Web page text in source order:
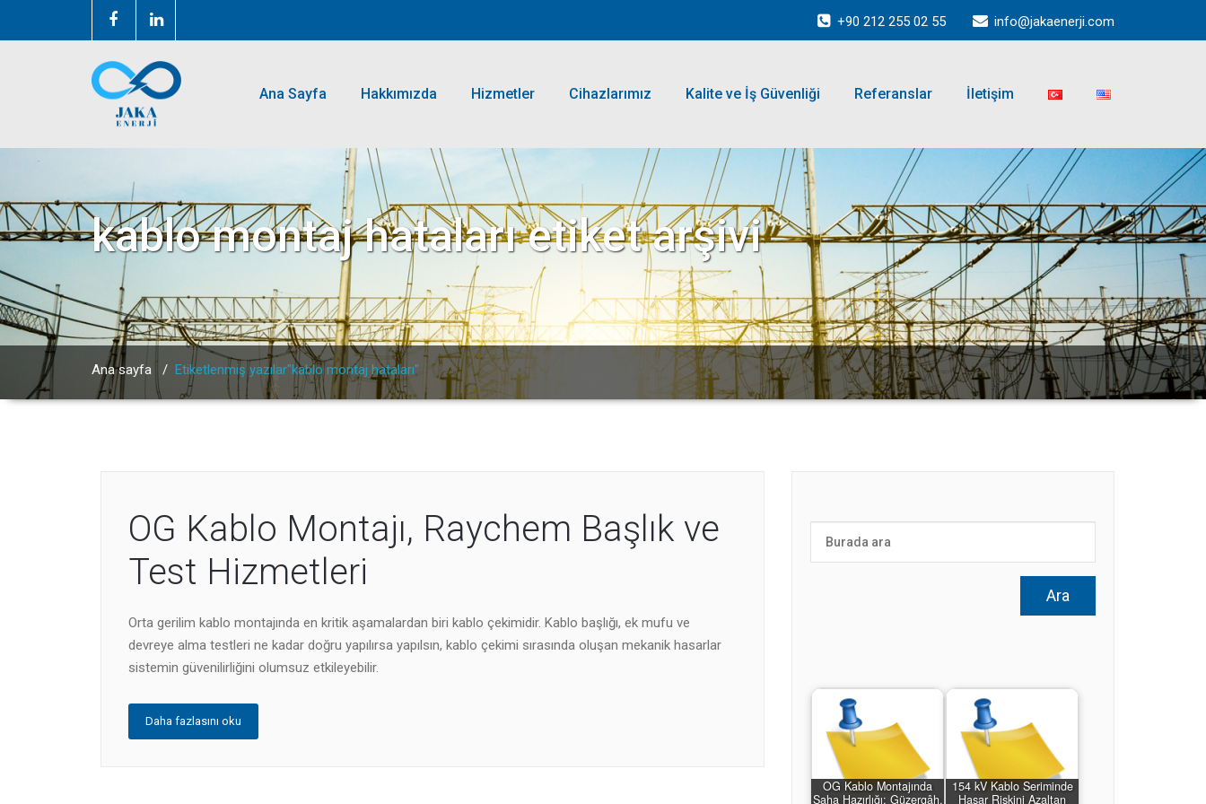
+90 212 255 02 55 info@jakaenerji.com
Ana Sayfa Hakkımızda Hizmetler Cihazlarımız Kalite ve İş Güvenliği Referanslar İletişim
kablo montaj hatalarıetiket arşivi
Ana sayfa / Etiketlenmiş yazılar"kablo montaj hataları"
OG Kablo Montajı, Raychem Başlık ve
Test Hizmetleri
Orta gerilim kablo montajında en kritik aşamalardan biri kablo çekimidir. Kablo başlığı, ek mufu ve
devreye alma testleri ne kadar doğru yapılırsa yapılsın, kablo çekimi sırasında oluşan mekanik hasarlar
sistemin güvenilirliğini olumsuz etkileyebilir.
Daha fazlasını oku
OG Kablo Montajında
Saha Hazırlığı: Güzergâh,
154 kV Kablo Seriminde
Hasar Riskini Azaltan